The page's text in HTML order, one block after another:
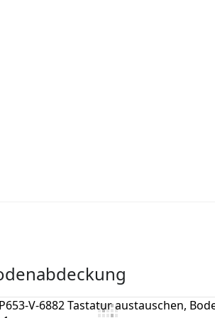
hinzufügen